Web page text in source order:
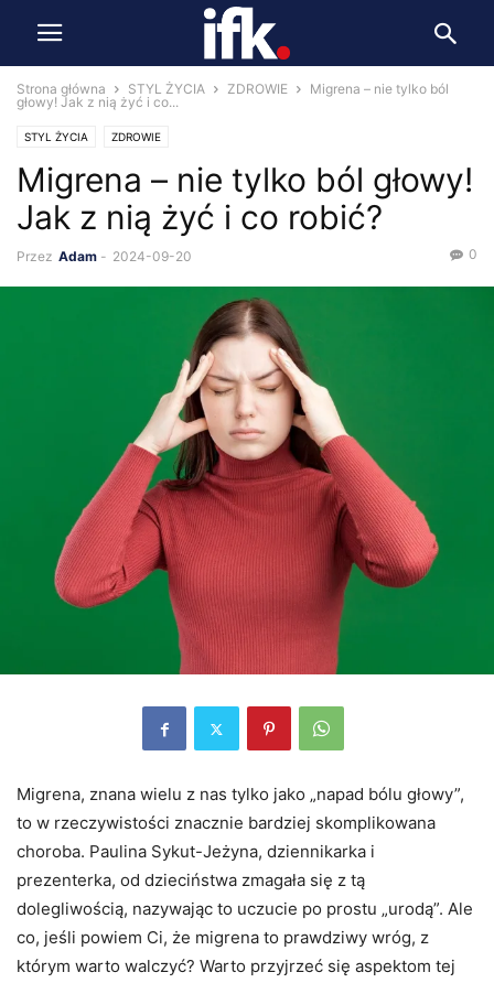
Strona główna STYL ŻYCIA ZDROWIE
Migrena – nie tylko ból
głowy! Jak z nią żyć i co...
STYL ŻYCIA ZDROWIE
Migrena – nie tylko ból głowy!
Jak z nią żyć i co robić?
Przez Adam - 2024-09-20 0
Migrena, znana wielu z nas tylko jako „napad bólu głowy”,
to w rzeczywistości znacznie bardziej skomplikowana
choroba. Paulina Sykut-Jeżyna, dziennikarka i
prezenterka, od dzieciństwa zmagała się z tą
dolegliwością, nazywając to uczucie po prostu „urodą”. Ale
co, jeśli powiem Ci, że migrena to prawdziwy wróg, z
którym warto walczyć? Warto przyjrzeć się aspektom tej